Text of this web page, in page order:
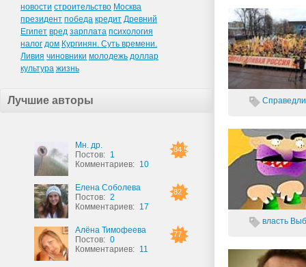
новости строительство Москва
президент победа кредит Древний
Египет вред зарплата психология
налог дом Кургинян. Суть времени.
Ливия чиновники молодежь доллар
культура жизнь
Лучшие авторы
84.5
Мн. др.
Постов: 1
Комментариев: 10
82
Елена Соболева
Постов: 2
Комментариев: 17
77
Алёна Тимофеева
Постов: 0
Комментариев: 11
власть